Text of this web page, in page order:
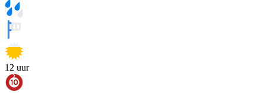
12 uur